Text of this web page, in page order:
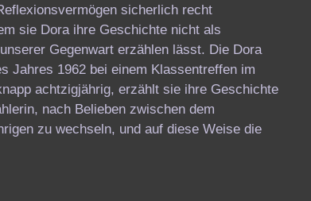
sicherlich recht
sie Dora ihre Geschichte nicht als
Gegenwart erzählen lässt. Die Dora
Jahres 1962 bei einem Klassentreffen im
achtzigjährig, erzählt sie ihre Geschichte
nach Belieben zwischen dem
zu wechseln, und auf diese Weise die